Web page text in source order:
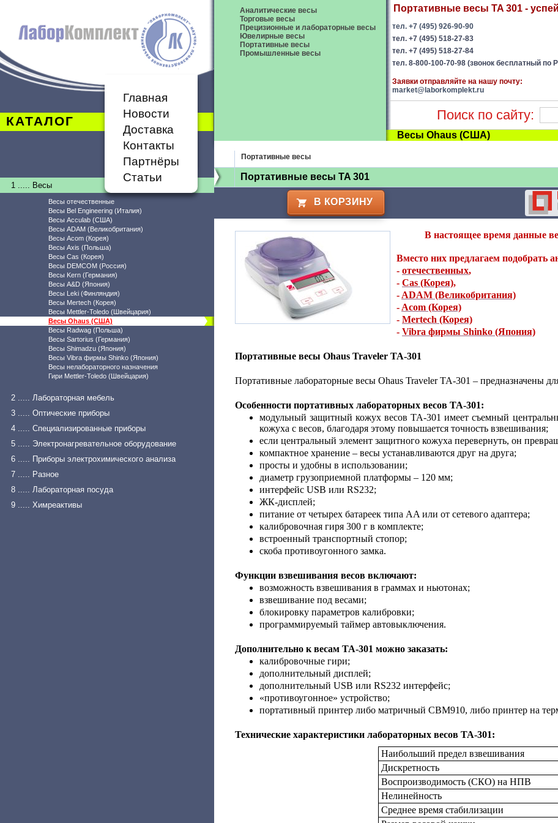
КАТАЛОГ
Главная
Новости
Доставка
Контакты
Партнёры
Статьи
1 ..... Весы
Весы отечественные
Весы Bel Engineering (Италия)
Весы Acculab (США)
Весы ADAM (Великобритания)
Весы Acom (Корея)
Весы Axis (Польша)
Весы Cas (Корея)
Весы DEMCOM (Россия)
Весы Kern (Германия)
Весы A&D (Япония)
Весы Leki (Финляндия)
Весы Mertech (Корея)
Весы Mettler-Toledo (Швейцария)
Весы Ohaus (США)
Весы Radwag (Польша)
Весы Sartorius (Германия)
Весы Shimadzu (Япония)
Весы Vibra фирмы Shinko (Япония)
Весы нелабораторного назначения
Гири Mettler-Toledo (Швейцария)
2 ..... Лабораторная мебель
3 ..... Оптические приборы
4 ..... Специализированные приборы
5 ..... Электронагревательное оборудование
6 ..... Приборы электрохимического анализа
7 ..... Разное
8 ..... Лабораторная посуда
9 ..... Химреактивы
Аналитические весы
Торговые весы
Прецизионные и лабораторные весы
Ювелирные весы
Портативные весы
Промышленные весы
Портативные весы TA 301 -
тел. +7 (495) 926-90-90
тел. +7 (495) 518-27-83
тел. +7 (495) 518-27-84
тел. 8-800-100-70-98 (звонок бесплатный по
Заявки отправляйте на нашу почту:
market@laborkomplekt.ru
Поиск по сайту:
Весы Ohaus (США)
Портативные весы
Портативные весы TA 301
В КОРЗИНУ
В настоящее время данные
Вместо них предлагаем подобрать
- отечественных,
- Cas (Корея),
- ADAM (Великобритания)
- Acom (Корея)
- Mertech (Корея)
- Vibra фирмы Shinko (Япония)
Портативные весы Ohaus Traveler ТА-301
Портативные лабораторные весы Ohaus Traveler ТА-301 – предназначены
Особенности портативных лабораторных весов ТА-301:
модульный защитный кожух весов ТА-301 имеет съемный
кожуха с весов, благодаря этому повышается точность взвешивания;
если центральный элемент защитного кожуха перевернуть, он
компактное хранение – весы устанавливаются друг на друга;
просты и удобны в использовании;
диаметр грузоприемной платформы – 120 мм;
интерфейс USB или RS232;
ЖК-дисплей;
питание от четырех батареек типа AA или от сетевого адаптера;
калибровочная гиря 300 г в комплекте;
встроенный транспортный стопор;
скоба противоугонного замка.
Функции взвешивания весов включают:
возможность взвешивания в граммах и ньютонах;
взвешивание под весами;
блокировку параметров калибровки;
программируемый таймер автовыключения.
Дополнительно к весам ТА-301 можно заказать:
калибровочные гири;
дополнительный дисплей;
дополнительный USB или RS232 интерфейс;
«противоугонное» устройство;
портативный принтер либо матричный CBM910, либо принтер на
Технические характеристики лабораторных весов ТА-301:
Наибольший предел взвешивания
Дискретность
Воспроизводимость (СКО) на НПВ
Нелинейность
Среднее время стабилизации